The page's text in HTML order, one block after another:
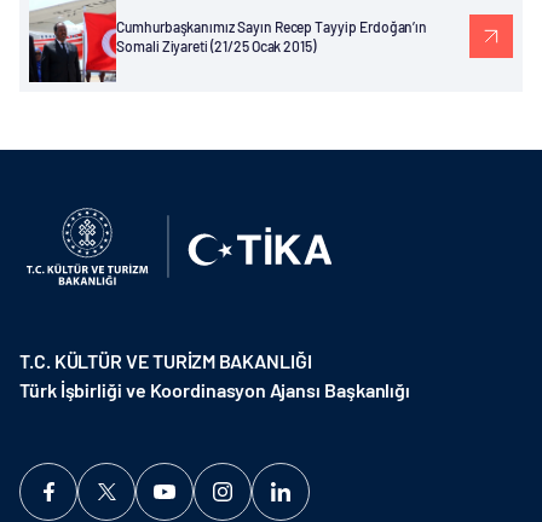
Cumhurbaşkanımız Sayın Recep Tayyip Erdoğan’ın
Somali Ziyareti (21/25 Ocak 2015)
T.C. KÜLTÜR VE TURİZM BAKANLIĞI
Türk İşbirliği ve Koordinasyon Ajansı Başkanlığı